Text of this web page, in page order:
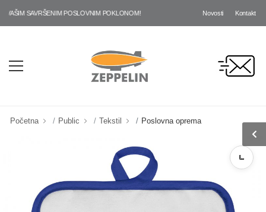
SAVRŠENIM POSLOVNIM POKLONOM! Novosti Kontakt
Početna Public Tekstil Poslovna oprema